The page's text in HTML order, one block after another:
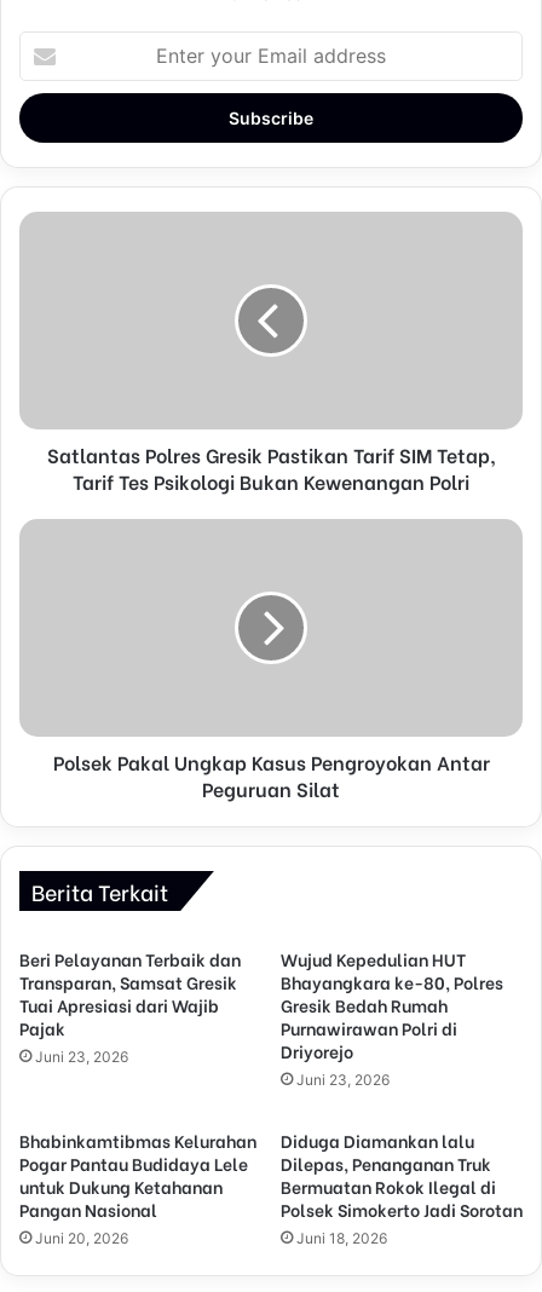
e
y
u
d
s
Satlantas Polres Gresik Pastikan Tarif SIM Tetap,
Tarif Tes Psikologi Bukan Kewenangan Polri
Polsek Pakal Ungkap Kasus Pengroyokan Antar
Peguruan Silat
Berita Terkait
Beri Pelayanan Terbaik dan
Transparan, Samsat Gresik
Tuai Apresiasi dari Wajib
Pajak
Juni 23, 2026
Wujud Kepedulian HUT
Bhayangkara ke-80, Polres
Gresik Bedah Rumah
Purnawirawan Polri di
Driyorejo
Juni 23, 2026
Bhabinkamtibmas Kelurahan
Pogar Pantau Budidaya Lele
untuk Dukung Ketahanan
Pangan Nasional
Juni 20, 2026
Diduga Diamankan lalu
Dilepas, Penanganan Truk
Bermuatan Rokok Ilegal di
Polsek Simokerto Jadi Sorotan
Juni 18, 2026